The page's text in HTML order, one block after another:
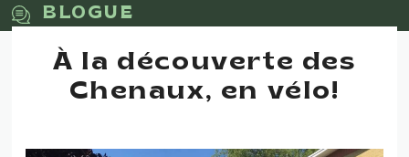
BLOGUE
À la découverte des
Chenaux, en vélo!